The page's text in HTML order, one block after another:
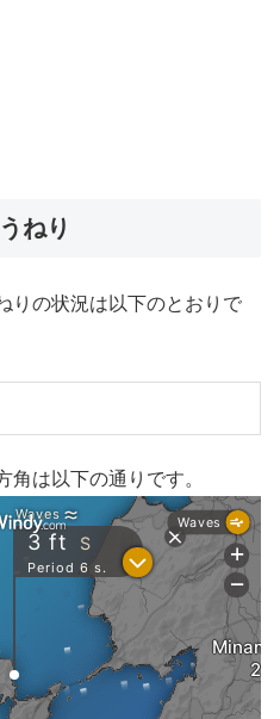
ねり
りの状況は以下のとおりで
は以下の通りです。